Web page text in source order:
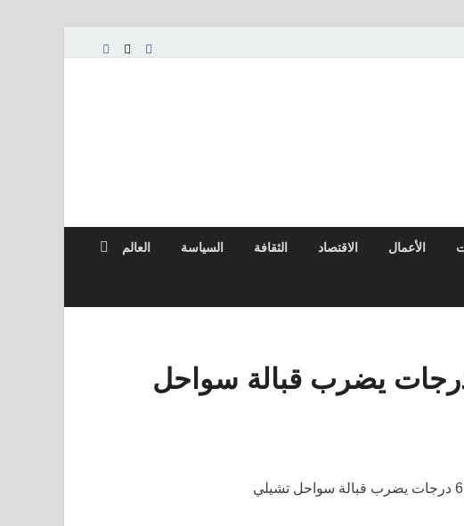
الأعمال الاقتصاد الثقافة السياسة العالم
زلزال بقوة 6.0 درجات يضرب قبالة سواحل